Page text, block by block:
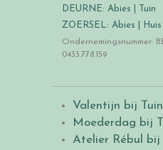
DEURNE: Abies | Tuin
ZOERSEL: Abies | Huis
Ondernemingsnummer:
0433.778.159
Valentijn bij
Moederdag bij
Atelier Rébul bij